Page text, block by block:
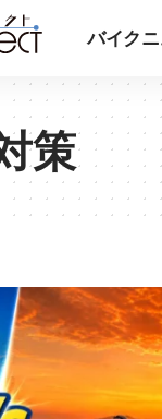
バイク
策